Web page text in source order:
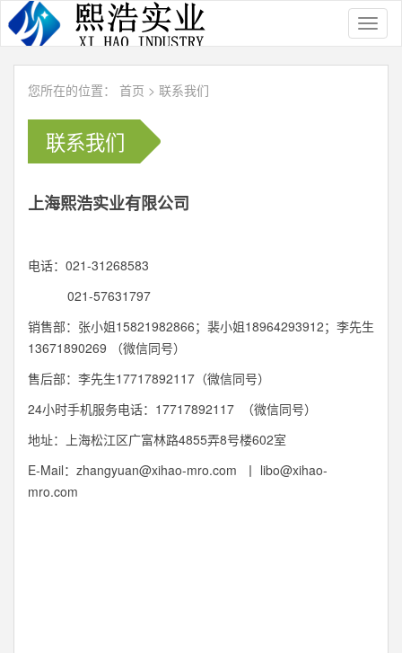
您所在的位置： 首页 > 联系我们
联系我们
上海熙浩实业有限公司
电话：021-31268583
021-57631797
销售部：张小姐15821982866；裴小姐18964293912；李先生
13671890269 （微信同号）
售后部：李先生17717892117（微信同号）
24小时手机服务电话：17717892117 （微信同号）
地址：上海松江区广富林路4855弄8号楼602室
E-Mail：zhangyuan@xihao-mro.com 丨 libo@xihao-
mro.com